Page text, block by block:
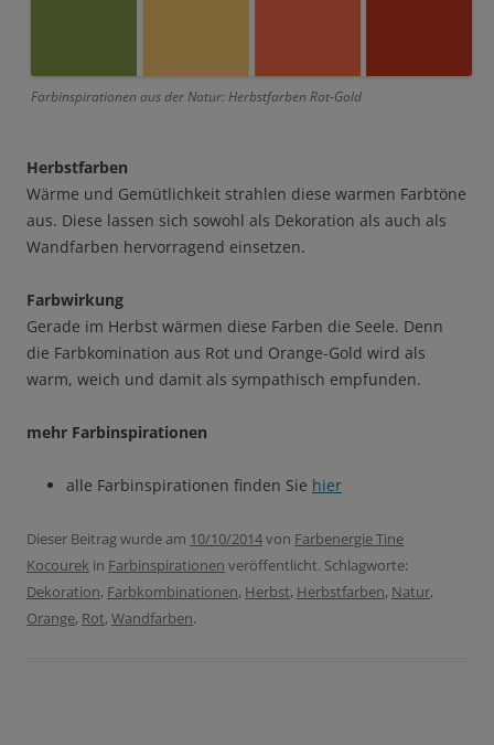
Farbinspirationen aus der Natur: Herbstfarben Rot-Gold
Herbstfarben
Wärme und Gemütlichkeit strahlen diese warmen Farbtöne
aus. Diese lassen sich sowohl als Dekoration als auch als
Wandfarben hervorragend einsetzen.
Farbwirkung
Gerade im Herbst wärmen diese Farben die Seele. Denn
die Farbkomination aus Rot und Orange-Gold wird als
warm, weich und damit als sympathisch empfunden.
mehr Farbinspirationen
alle Farbinspirationen finden Sie hier
Dieser Beitrag wurde am 10/10/2014von Farbenergie Tine
Kocourek in Farbinspirationen veröffentlicht. Schlagworte:
Dekoration, Farbkombinationen, Herbst, Herbstfarben, Natur,
Orange, Rot, Wandfarben.